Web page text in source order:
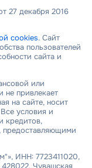
27 декабря 2016
cookies. Сайт
пользователей
сайта и
или
не привлекает
на сайте, носит
условия и
кредитов,
предоставляющими
ИНН: 7723411020,
Чувашская